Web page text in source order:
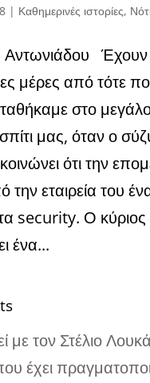
| Καθημερινές ιστορίες,
Αντωνιάδου Έχουν
μέρες από τότε
στο
μας, όταν ο
ότι την
την εταιρεία του
security. Ο κύριος
ένα...
με τον Στέλιο
έχει